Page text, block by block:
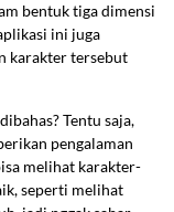
bentuk tiga dimensi
ini juga
karakter tersebut
Tentu saja,
pengalaman
melihat karakter-
seperti melihat